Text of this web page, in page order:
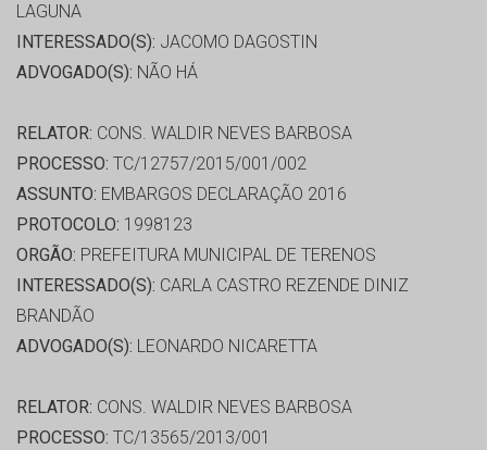
LAGUNA
INTERESSADO(S): JACOMO DAGOSTIN
ADVOGADO(S): NÃO HÁ
RELATOR: CONS. WALDIR NEVES BARBOSA
PROCESSO: TC/12757/2015/001/002
ASSUNTO: EMBARGOS DECLARAÇÃO 2016
PROTOCOLO: 1998123
ORGÃO: PREFEITURA MUNICIPAL DE TERENOS
INTERESSADO(S): CARLA CASTRO REZENDE DINIZ
BRANDÃO
ADVOGADO(S): LEONARDO NICARETTA
RELATOR: CONS. WALDIR NEVES BARBOSA
PROCESSO: TC/13565/2013/001